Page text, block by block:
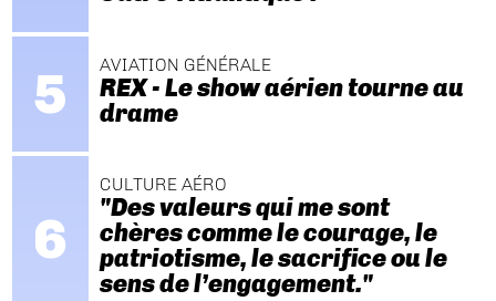
AVIATION GÉNÉRALE
REX - Le show aérien tourne au
drame
CULTURE AÉRO
"Des valeurs qui me sont
chères comme le courage, le
patriotisme, le sacrifice ou le
sens de l’engagement."